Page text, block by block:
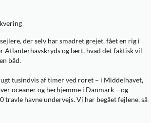
der selv har smadret grejet, fået en rig i
Atlanterhavskryds og lært, hvad det faktisk vil
båd.
tusindvis af timer ved roret – i Middelhavet,
oceaner og herhjemme i Danmark – og
travle havneundervejs. Vi har begået fejlene, så